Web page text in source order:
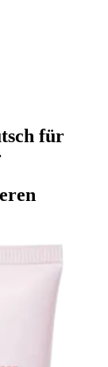
für